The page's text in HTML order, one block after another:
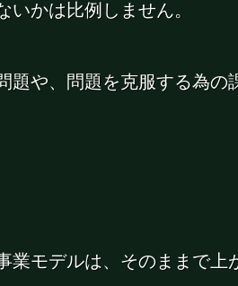
いかは比例しません。
題や、問題を克服する為の
業モデルは、そのままで上